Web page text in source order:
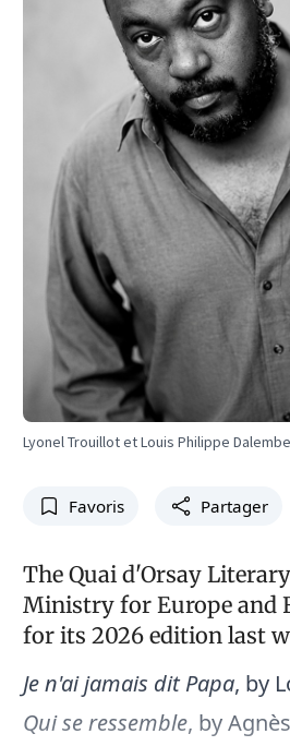
Lyonel Trouillot et Louis Philippe
Favoris Partager
The Quai d'Orsay
Ministry for Europe and
for its 2026 edition last
Je n'ai jamais dit Papa, by
Qui se ressemble, by